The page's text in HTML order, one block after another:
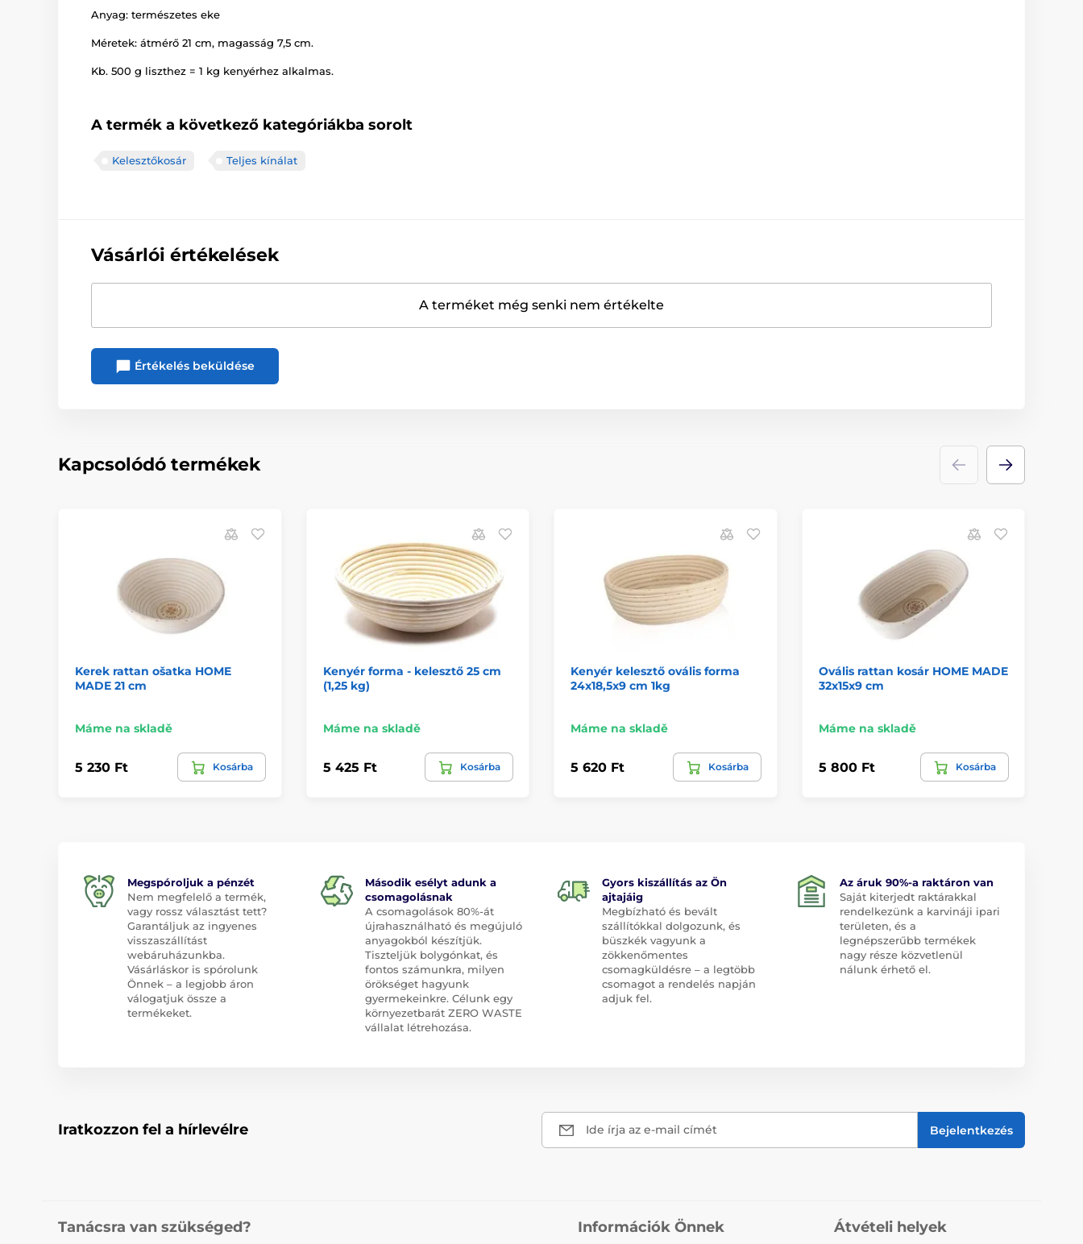
Anyag: természetes eke
Méretek: átmérő 21 cm, magasság 7,5 cm.
Kb. 500 g liszthez = 1 kg kenyérhez alkalmas.
A termék a következő kategóriákba sorolt
Kelesztőkosár Teljes kínálat
Vásárlói értékelések
A terméket még senki nem értékelte
Értékelés beküldése
Kapcsolódó termékek
Kerek rattan ošatka HOME
MADE 21 cm
Máme na skladě
5 230 Ft Kosárba
Kenyér forma - kelesztő 25 cm
(1,25 kg)
Máme na skladě
5 425 Ft Kosárba
Kenyér kelesztő ovális forma
24x18,5x9 cm 1kg
Máme na skladě
5 620 Ft Kosárba
Ovális rattan kosár HOME MADE
32x15x9 cm
Máme na skladě
5 800 Ft Kosárba
Megspóroljuk a pénzét
Nem megfelelő a termék,
vagy rossz választást tett?
Garantáljuk az ingyenes
visszaszállítást
webáruházunkba.
Vásárláskor is spórolunk
Önnek – a legjobb áron
válogatjuk össze a
termékeket.
Második esélyt adunk a
csomagolásnak
A csomagolások 80%-át
újrahasználható és megújuló
anyagokból készítjük.
Tiszteljük bolygónkat, és
fontos számunkra, milyen
örökséget hagyunk
gyermekeinkre. Célunk egy
környezetbarát ZERO WASTE
vállalat létrehozása.
Gyors kiszállítás az Ön
ajtajáig
Megbízható és bevált
szállítókkal dolgozunk, és
büszkék vagyunk a
zökkenőmentes
csomagküldésre – a legtöbb
csomagot a rendelés napján
adjuk fel.
Az áruk 90%-a raktáron van
Saját kiterjedt raktárakkal
rendelkezünk a karvináji ipari
területen, és a
legnépszerűbb termékek
nagy része közvetlenül
nálunk érhető el.
Iratkozzon fel a hírlevélre Ide írja az e-mail címét Bejelentkezés
Tanácsra van szükséged? Információk Önnek Átvételi helyek